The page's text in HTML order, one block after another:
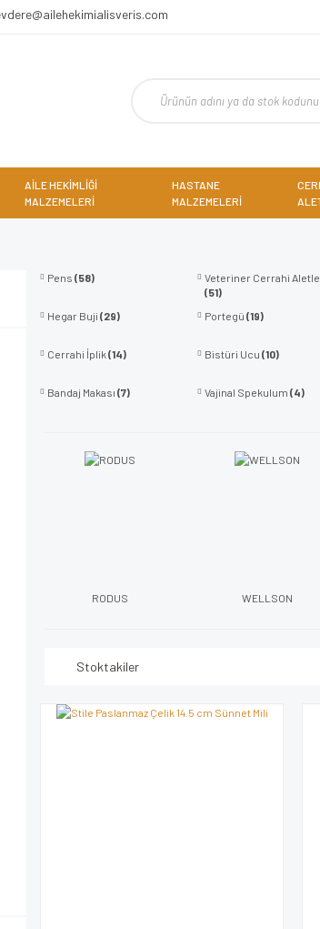
AİLE HEKİMLİĞİ
MALZEMELERİ
HASTANE
MALZEMELERİ
Pens (58)
Veteriner Cerrahi
(51)
Hegar Buji (29) Portegü (19)
Cerrahi İplik(14) Bistüri Ucu (10)
Bandaj Makası (7) Vajinal Spekulum (4)
RODUS WELLSON
Stoktakiler